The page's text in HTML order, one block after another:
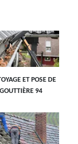
ET POSE DE
GOUTTIÈRE 94